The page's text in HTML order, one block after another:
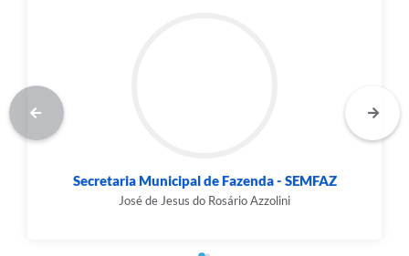
Secretaria Municipal de Fazenda - SEMFAZ
José de Jesus do Rosário Azzolini